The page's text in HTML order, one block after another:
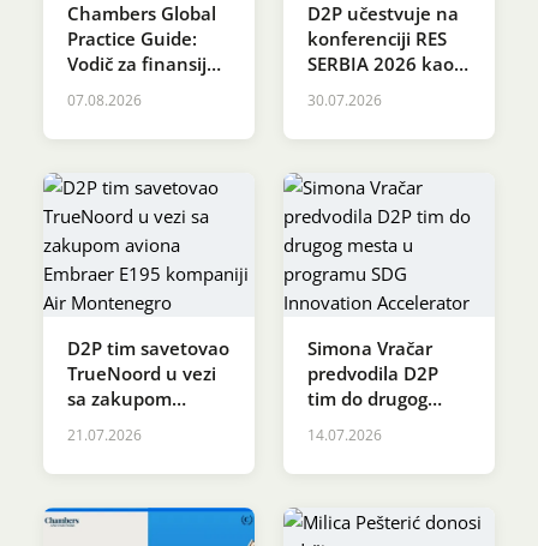
Chambers Global
Practice Guide:
Vodič za finansije i
lizing u
2026
07.08.2026
D2P učestvuje na
konferenciji RES
SERBIA 2026 kao
sponzor Coffee
30.07.2026
D2P tim savetovao
TrueNoord u vezi
sa zakupom
aviona Embraer
Montenegro
21.07.2026
Simona Vračar
predvodila D2P
tim do drugog
mesta u programu
Accelerator
14.07.2026